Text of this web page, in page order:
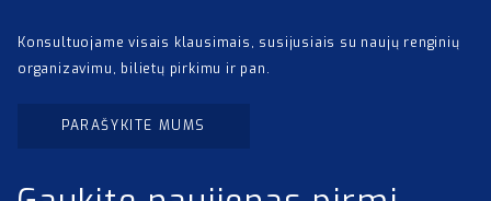
Konsultuojame visais klausimais, susijusiais su naujų renginių
organizavimu, bilietų pirkimu ir pan.
PARAŠYKITE MUMS